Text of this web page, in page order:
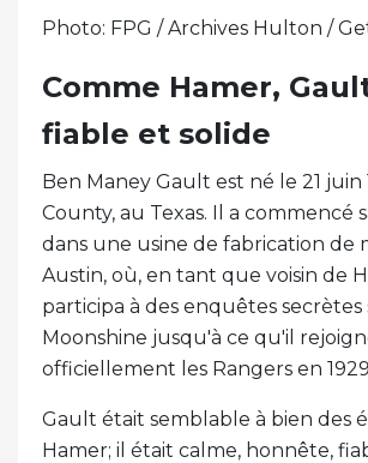
Photo: FPG / Archives Hulton /
Comme Hamer,
fiable et solide
Ben Maney Gault est né le 21 juin
County, au Texas. Il a commencé
dans une usine de fabrication de
Austin, où, en tant que voisin de
participa à des enquêtes secrètes
Moonshine jusqu'à ce qu'il
officiellement les Rangers en
Gault était semblable à bien des
Hamer; il était calme, honnête,